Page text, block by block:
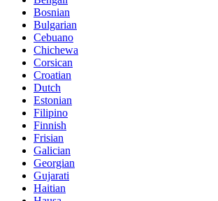
Bosnian
Bulgarian
Cebuano
Chichewa
Corsican
Croatian
Dutch
Estonian
Filipino
Finnish
Frisian
Galician
Georgian
Gujarati
Haitian